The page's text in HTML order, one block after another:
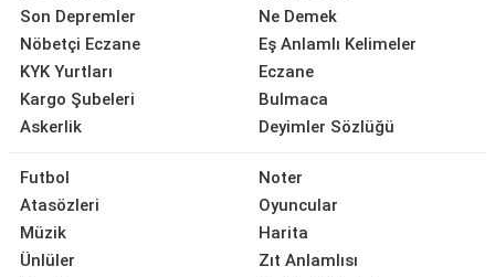
Son Depremler
Nöbetçi Eczane
KYK Yurtları
Kargo Şubeleri
Askerlik
Ne Demek
Eş Anlamlı Kelimeler
Eczane
Bulmaca
Deyimler Sözlüğü
Futbol
Atasözleri
Müzik
Ünlüler
Noter
Oyuncular
Harita
Zıt Anlamlısı